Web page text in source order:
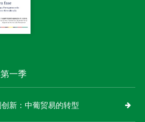
一季
新：中葡贸易的转型